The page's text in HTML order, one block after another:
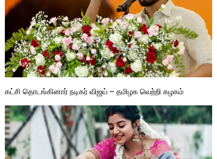
கட்சி தொடங்கினார் நடிகர் விஜய் – தமிழக வெற்றி கழகம்